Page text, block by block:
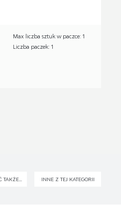
Max liczba sztuk w paczce: 1
Liczba paczek: 1
INNE Z TEJ KATEGORII